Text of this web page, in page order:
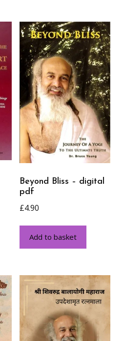
Beyond Bliss – digital
pdf
£4.90
Add to basket